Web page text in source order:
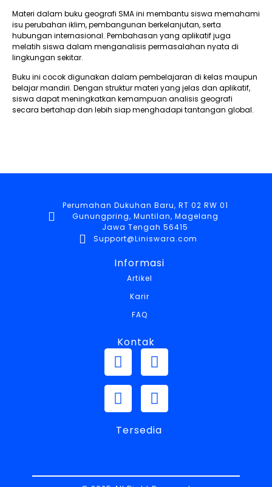
Materi dalam buku geografi SMA ini membantu siswa memahami
isu perubahan iklim, pembangunan berkelanjutan, serta
hubungan internasional. Pembahasan yang aplikatif juga
melatih siswa dalam menganalisis permasalahan nyata di
lingkungan sekitar.
Buku ini cocok digunakan dalam pembelajaran di kelas maupun
belajar mandiri. Dengan struktur materi yang jelas dan aplikatif,
siswa dapat meningkatkan kemampuan analisis geografi
secara bertahap dan lebih siap menghadapi tantangan global.
Perumahan Dukuhan Baru, RT 02 RW 01
Gunungpring, Muntilan, Magelang
Jawa Tengah 56415
Support@Liniswara.com
Informasi
Artikel
Karir
FAQ
Kontak
Tersedia